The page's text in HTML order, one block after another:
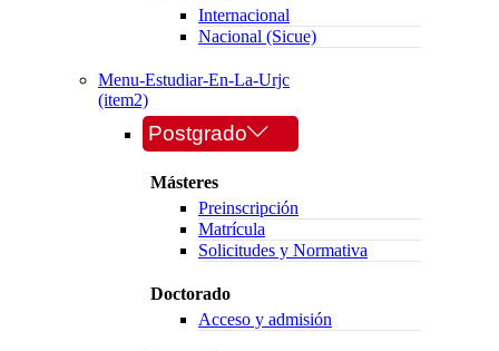
Internacional
Nacional (Sicue)
Menu-Estudiar-En-La-Urjc
(item2)
Postgrado
Másteres
Preinscripción
Matrícula
Solicitudes y Normativa
Doctorado
Acceso y admisión